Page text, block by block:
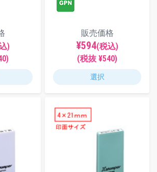
)
販売価格
¥594(税込)
(税抜 ¥540)
選択